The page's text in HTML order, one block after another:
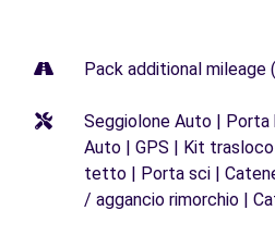
Pack additional mileage
Seggiolone Auto |
Auto | GPS | Kit
tetto | Porta sci |
/ aggancio rimorchio |